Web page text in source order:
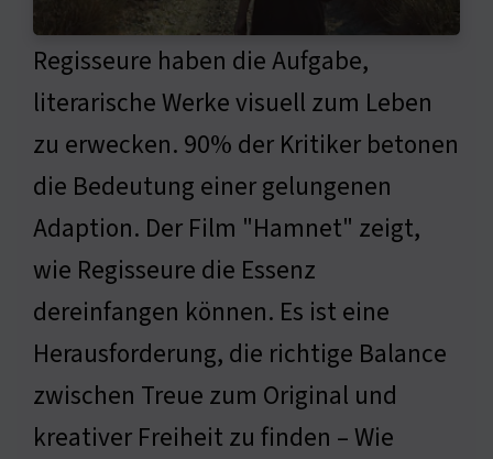
Regisseure haben die Aufgabe,
literarische Werke visuell zum Leben
zu erwecken. 90% der Kritiker betonen
die Bedeutung einer gelungenen
Adaption. Der Film "Hamnet" zeigt,
wie Regisseure die Essenz
dereinfangen können. Es ist eine
Herausforderung, die richtige Balance
zwischen Treue zum Original und
kreativer Freiheit zu finden – Wie